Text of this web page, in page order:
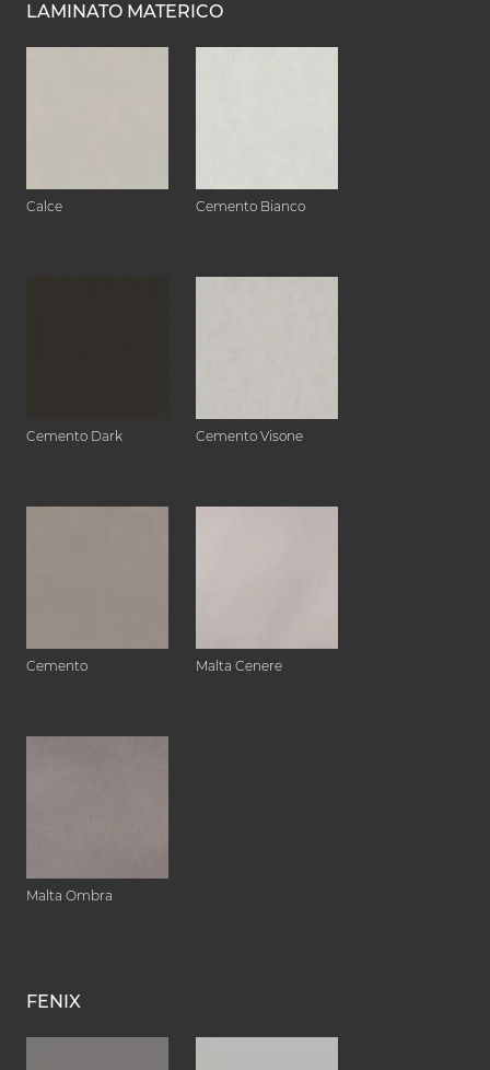
LAMINATO MATERICO
Calce Cemento Bianco
Cemento Dark Cemento Visone
Cemento Malta Cenere
Malta Ombra
FENIX